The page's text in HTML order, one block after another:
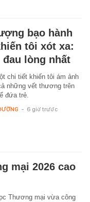
bạo hành
tôi xót xa:
lòng nhất
chi tiết khiến tôi ám ảnh
những vết thương trên
đứa trẻ.
- 6 giờ trước
mại 2026 cao
Thương mại vừa công